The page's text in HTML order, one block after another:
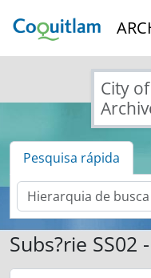
City
Pesquisa rápida
Subs?rie
[Fundos] F16 -
[S?ries] S01 -
[S?ries] S02 -